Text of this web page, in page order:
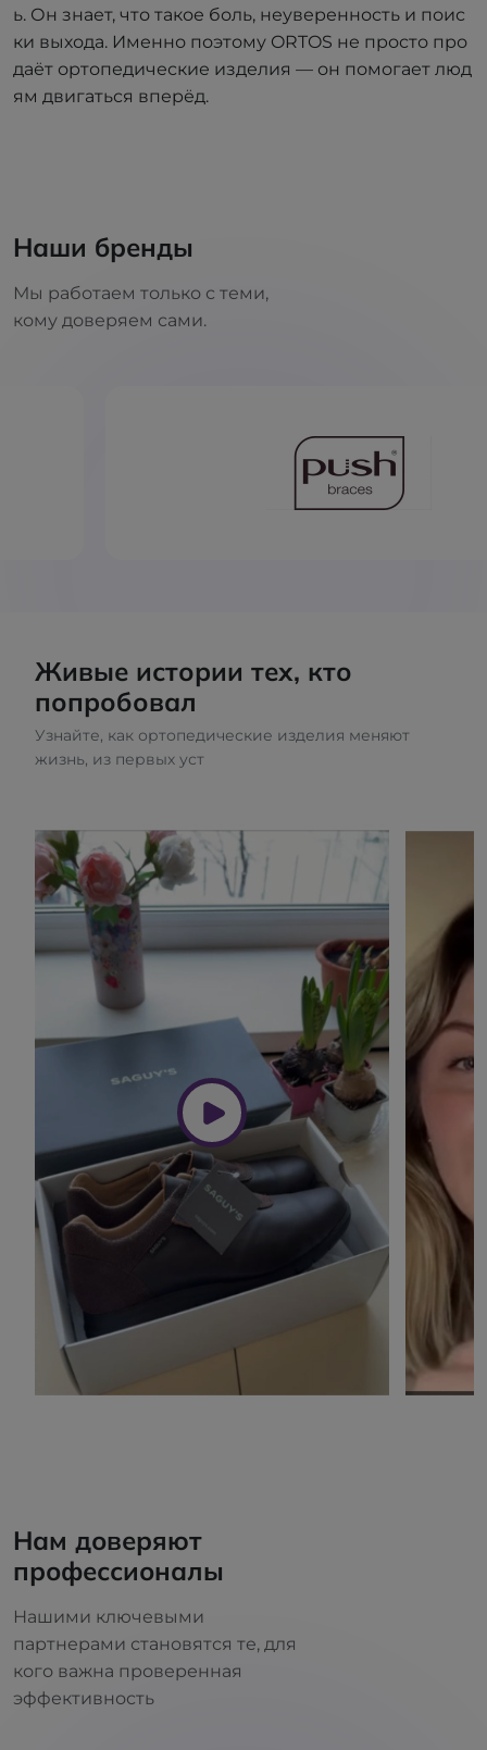
ь. Он знает, что такое боль, неуверенность и поис
ки выхода. Именно поэтому ORTOS не просто про
даёт ортопедические изделия — он помогает люд
ям двигаться вперёд.
Наши бренды
Мы работаем только с теми,
кому доверяем сами.
Живые истории тех, кто
попробовал
Узнайте, как ортопедические изделия меняют
жизнь, из первых уст
Нам доверяют
профессионалы
Нашими ключевыми
партнерами становятся те, для
кого важна проверенная
эффективность